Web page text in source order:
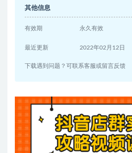
其他信息
有效期 永久有效
最近更新 2022年02月12日
下载遇到问题？可联系客服或留言反馈